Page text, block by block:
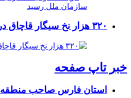
۳۲۰ هزار نخ سیگار قاچاق در لامرد کشف شد
خبر تاپ صفحه
استان فارس صاحب منطقه